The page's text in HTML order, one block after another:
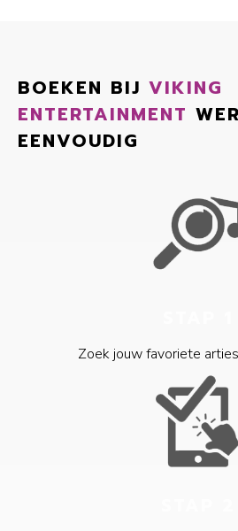
BOEKEN BIJ VIKING
ENTERTAINMENT
EENVOUDIG
Zoek jouw favoriete